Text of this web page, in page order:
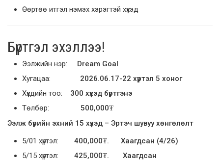
Өөртөө итгэл нэмэх хэрэгтэй хүүхэд
Бүртгэл эхэллээ!
Ээлжийн нэр:
Dream Goal
Хугацаа: 2026.06.17-22 хүртэл 5 хоног
Хүүхдийн тоо: 300 хүүхэд бүртгэнэ
Төлбөр: 500,000₮
Ээлж бүрийн эхний 15 хүүхэд – Эртэч шувуу хөнгөлөлт
5/01 хүртэл: 400,000₮. Хаагдсан (4/26)
5/15 хүртэл: 425,000₮. Хаагдсан